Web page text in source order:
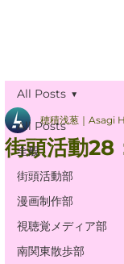
All Posts
全般
街頭活動部
漫画制作部
視聴覚メディア部
南関東散歩部
All Posts
街頭活動
穂積浅葱｜Asagi